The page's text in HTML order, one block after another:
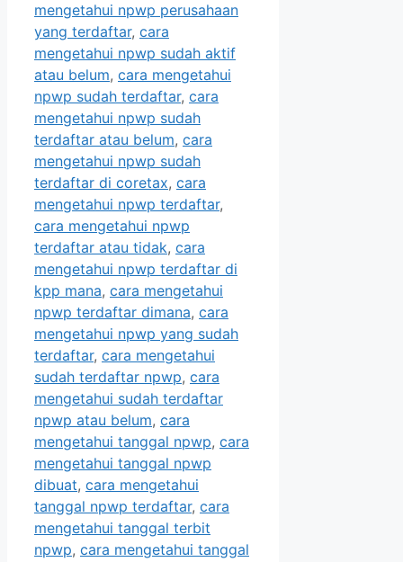
mengetahui npwp perusahaan
yang terdaftar, cara
mengetahui npwp sudah aktif
atau belum, cara mengetahui
npwp sudah terdaftar, cara
mengetahui npwp sudah
terdaftar atau belum, cara
mengetahui npwp sudah
terdaftar di coretax, cara
mengetahui npwp terdaftar,
cara mengetahui npwp
terdaftar atau tidak, cara
mengetahui npwp terdaftar di
kpp mana, cara mengetahui
npwp terdaftar dimana, cara
mengetahui npwp yang sudah
terdaftar, cara mengetahui
sudah terdaftar npwp, cara
mengetahui sudah terdaftar
npwp atau belum, cara
mengetahui tanggal npwp, cara
mengetahui tanggal npwp
dibuat, cara mengetahui
tanggal npwp terdaftar, cara
mengetahui tanggal terbit
npwp, cara mengetahui tanggal